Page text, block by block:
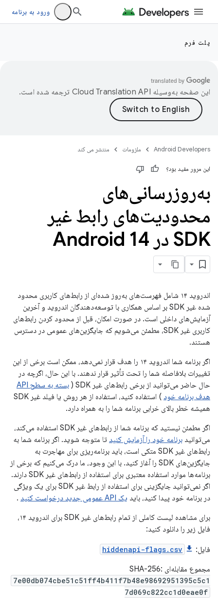
ورود به برنامه
پلت فرم
این صفحه به‌وسیله ترجمه شده است.
Android Developers ملزومات منتشر می کند
این مرور مفید بود؟
به‌روزرسانی‌های
محدودیت‌های رابط غیر
SDK در Android 14
اندروید ۱۴ شامل فهرست‌های به‌روز شده‌ای از رابط‌های کاربری محدود
شده غیر SDK بر اساس همکاری با توسعه‌دهندگان اندروید و آخرین
آزمایش‌های داخلی است. در صورت امکان، قبل از محدود کردن رابط‌های
کاربری غیر SDK، مطمئن می‌شویم که جایگزین‌های عمومی در دسترس
هستند.
اگر برنامه شما اندروید ۱۴ را هدف قرار نمی‌دهد، ممکن است برخی از این
تغییرات بلافاصله شما را تحت تأثیر قرار ندهند. با این حال، اگرچه در
حال حاضر می‌توانید از برخی رابط‌های غیر SDK (
بسته به سطح API
هدف برنامه خود
) استفاده کنید، استفاده از هر روش یا فیلد غیر SDK
همیشه خطر بالای خرابی برنامه شما را به همراه دارد.
اگر مطمئن نیستید که برنامه شما از رابط‌های غیر SDK استفاده می‌کند،
می‌توانید برنامه خود را آزمایش کنید تا متوجه شوید. اگر برنامه شما به
رابط‌های غیر SDK متکی است، باید برنامه‌ریزی برای مهاجرت به
جایگزین‌های SDK را آغاز کنید. با این وجود، ما درک می‌کنیم که برخی از
برنامه‌ها موارد استفاده معتبری برای استفاده از رابط‌های غیر SDK دارند.
اگر نمی‌توانید جایگزینی برای استفاده از رابط غیر SDK برای یک ویژگی
در برنامه خود پیدا کنید، باید یک API عمومی جدید درخواست کنید
.
برای مشاهده لیست کاملی از تمام رابط‌های غیر SDK برای اندروید ۱۴،
فایل زیر را دانلود کنید:
فایل: hiddenapi-flags.csv
مجموع مقابله‌ای SHA-256:
7e00db074cbe51c51ff4b411f7b48e98692951395c5c1
7d069c822cc1d0eae0f